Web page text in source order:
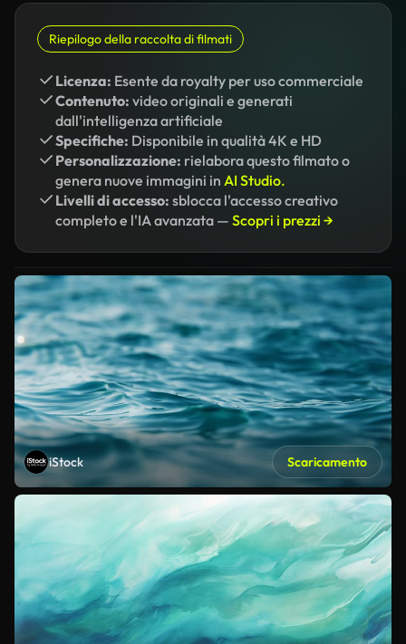
Riepilogo della raccolta di filmati
Licenza: Esente da royalty per uso commerciale
Contenuto: video originali e generati
dall'intelligenza artificiale
Specifiche: Disponibile in qualità 4K e HD
Personalizzazione: rielabora questo filmato o
genera nuove immagini in AI Studio.
Livelli di accesso: sblocca l'accesso creativo
completo e l'IA avanzata — Scopri i prezzi →
iStock Scaricamento